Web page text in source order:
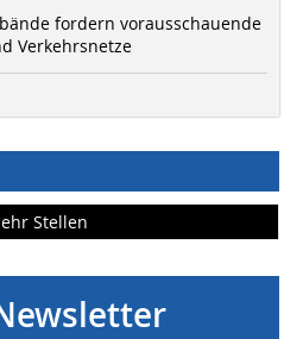
fordern vorausschauende
Verkehrsnetze
Stellen